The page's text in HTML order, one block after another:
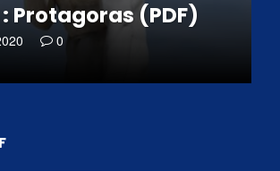
Protagoras (PDF)
0